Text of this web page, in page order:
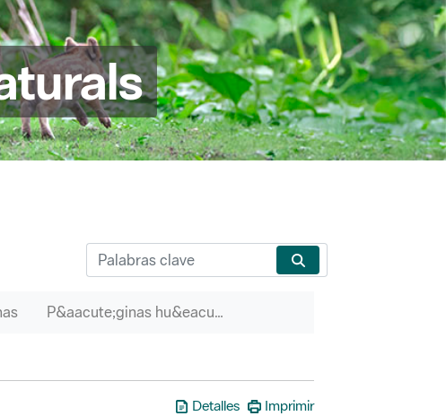
P&aacute;ginas hu&eacute;rfanas
Detalles Imprimir